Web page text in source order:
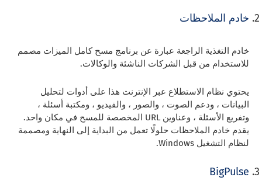
خادم الملاحظات
خادم التغذية الراجعة عبارة عن برنامج مسح كامل الميزات مصمم
للاستخدام من قبل الشركات الناشئة والوكالات.
يحتوي نظام الاستطلاع عبر الإنترنت هذا على أدوات لتحليل
البيانات ، ودعم الصوت ، والصور ، والفيديو ، ومكتبة أسئلة ،
وتفريع الأسئلة ، وعناوين URL المخصصة للمسح في مكان واحد.
يقدم خادم الملاحظات حلولًا تعمل من البداية إلى النهاية ومصممة
لنظام التشغيل Windows.
BigPulse